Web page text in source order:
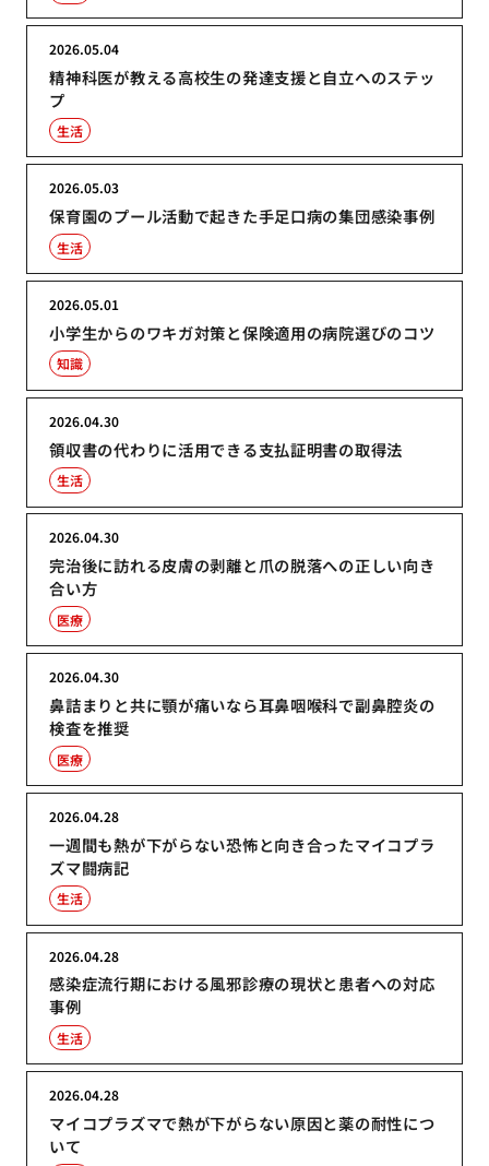
精神科医が教える高校生の発達支援と自立へのステッ
プ
2026.05.04
生活
保育園のプール活動で起きた手足口病の集団感染事例
2026.05.03
生活
小学生からのワキガ対策と保険適用の病院選びのコツ
2026.05.01
知識
領収書の代わりに活用できる支払証明書の取得法
2026.04.30
生活
完治後に訪れる皮膚の剥離と爪の脱落への正しい向き
合い方
2026.04.30
医療
鼻詰まりと共に顎が痛いなら耳鼻咽喉科で副鼻腔炎の
検査を推奨
2026.04.30
医療
一週間も熱が下がらない恐怖と向き合ったマイコプラ
ズマ闘病記
2026.04.28
生活
感染症流行期における風邪診療の現状と患者への対応
事例
2026.04.28
生活
マイコプラズマで熱が下がらない原因と薬の耐性につ
いて
2026.04.28